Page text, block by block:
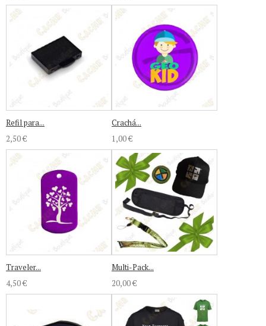
Refil para...
2,50 €
Crachá...
1,00 €
Traveler...
4,50 €
Multi-Pack...
20,00 €